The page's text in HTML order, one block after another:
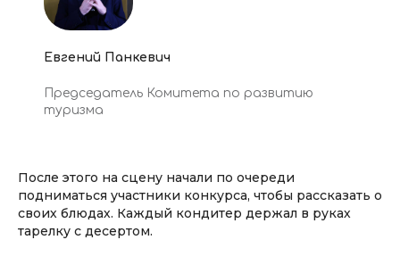
Евгений Панкевич
Председатель Комитета по развитию
туризма
После этого на сцену начали по очереди
подниматься участники конкурса, чтобы рассказать о
своих блюдах. Каждый кондитер держал в руках
тарелку с десертом.